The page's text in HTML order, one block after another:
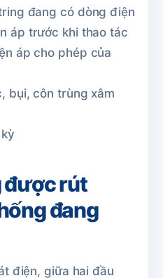
đang có dòng điện
áp trước khi thao tác
áp cho phép của
bụi, côn trùng xâm
được rút
đang
điện, giữa hai đầu